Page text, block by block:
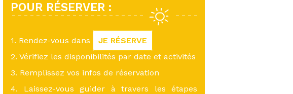
POUR RÉSERVER :
1. Rendez-vous dans
JE RÉSERVE
2. Vérifiez les disponibilités par date et activités
3. Remplissez vos infos de réservation
4. Laissez-vous guider à travers les étapes